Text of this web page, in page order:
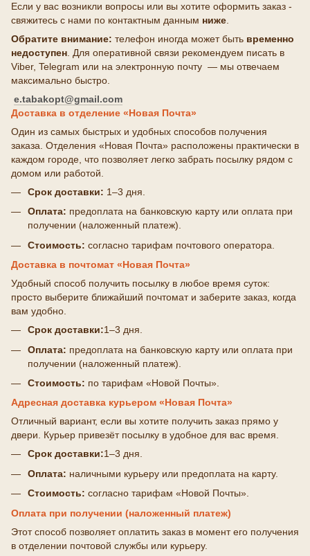
Если у вас возникли вопросы или вы хотите оформить заказ -
свяжитесь с нами по контактным данным ниже
Обратите внимание: телефон иногда может быть временно
недоступен . Для оперативной связи рекомендуем писать в
Viber, Telegram или на электронную почту — мы отвечаем
максимально быстро.
e.tabakopt@gmail.com
Доставка в отделение «Новая Почта»
Один из самых быстрых и удобных способов получения
заказа. Отделения «Новая Почта» расположены практически в
каждом городе, что позволяет легко забрать посылку рядом с
домом или работой.
Срок доставки: 1–3 дня.
Оплата: предоплата на банковскую карту или оплата при
получении (наложенный платеж).
Стоимость: согласно тарифам почтового оператора.
Доставка в почтомат «Новая Почта»
Удобный способ получить посылку в любое время суток:
просто выберите ближайший почтомат и заберите заказ, когда
вам удобно.
Срок доставки:1–3 дня.
Оплата: предоплата на банковскую карту или оплата при
получении (наложенный платеж).
Стоимость: по тарифам «Новой Почты».
Адресная доставка курьером «Новая Почта»
Отличный вариант, если вы хотите получить заказ прямо у
двери. Курьер привезёт посылку в удобное для вас время.
Срок доставки:1–3 дня.
Оплата: наличными курьеру или предоплата на карту.
Стоимость: согласно тарифам «Новой Почты».
Оплата при получении (наложенный платеж)
Этот способ позволяет оплатить заказ в момент его получения
в отделении почтовой службы или курьеру.